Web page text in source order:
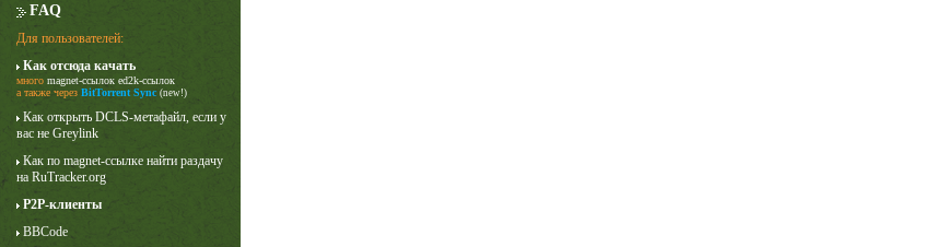
FAQ
Для пользователей:
Как отсюда качать
много magnet-ссылок ed2k-ссылок
а также через BitTorrent Sync (new!)
Как открыть DCLS-метафайл, если у
вас не Greylink
Как по magnet-ссылке найти раздачу
на RuTracker.org
P2P-клиенты
BBCode